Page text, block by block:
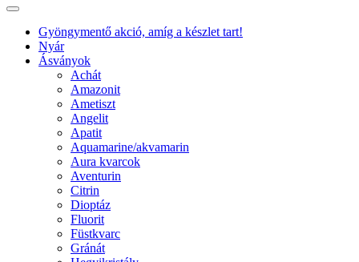
Gyöngymentő akció, amíg a készlet tart!
Nyár
Ásványok
Achát
Amazonit
Ametiszt
Angelit
Apatit
Aquamarine/akvamarin
Aura kvarcok
Aventurin
Citrin
Dioptáz
Fluorit
Füstkvarc
Gránát